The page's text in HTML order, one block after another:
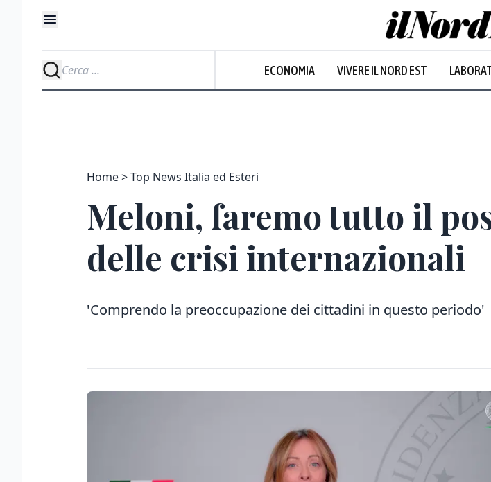
ECONOMIA VIVERE IL NORD EST
Home Top News Italia ed Esteri
Meloni, faremo tutto il
delle crisi internazionali
'Comprendo la preoccupazione dei cittadini in questo periodo'